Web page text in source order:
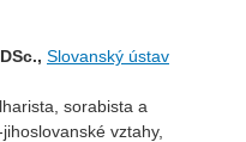
Slovanský ústav
sorabista a
vztahy,